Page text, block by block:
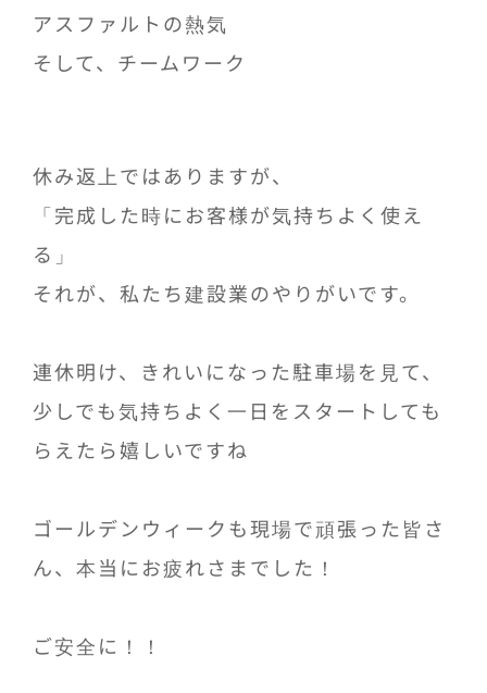
アスファルトの熱気
そして、チームワーク
休み返上ではありますが、
「完成した時にお客様が気持ちよく使え
る」
それが、私たち建設業のやりがいです。
連休明け、きれいになった駐車場を見て、
少しでも気持ちよく一日をスタートしても
らえたら嬉しいですね
ゴールデンウィークも現場で頑張った皆さ
ん、本当にお疲れさまでした！
ご安全に！！